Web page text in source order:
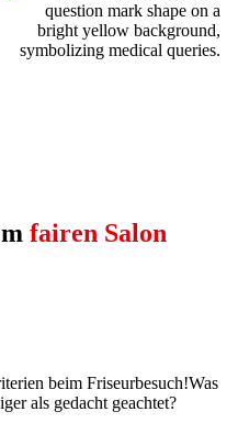
fairen Salon
beim Friseurbesuch!Was
als gedacht geachtet?